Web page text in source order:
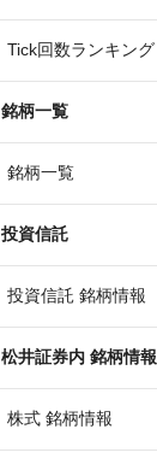
Tick回数ランキング
銘柄一覧
銘柄一覧
投資信託
投資信託 銘柄情報
松井証券内 銘柄情報
株式 銘柄情報